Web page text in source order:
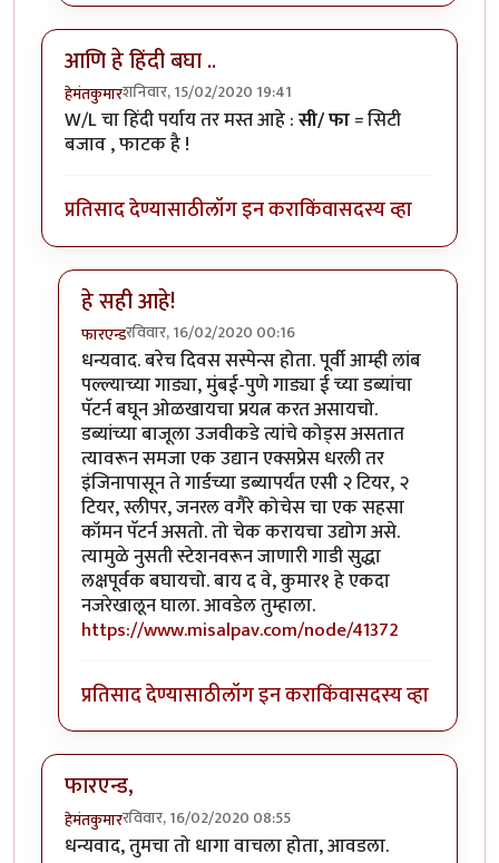
आणि हे हिंदी बघा ..
हेमंतकुमारशनिवार, 15/02/2020 19:41
W/L चा हिंदी पर्याय तर मस्त आहे :सी/ फा= सिटी
बजाव , फाटक है !
प्रतिसाद देण्यासाठीलॉग इन कराकिंवासदस्य व्हा
हे सही आहे!
फारएन्डरविवार, 16/02/2020 00:16
In reply toआणि हे हिंदी बघा ..byहेमंतकुमार
धन्यवाद. बरेच दिवस सस्पेन्स होता. पूर्वी आम्ही लांब
पल्ल्याच्या गाड्या, मुंबई-पुणे गाड्या ई च्या डब्यांचा
पॅटर्न बघून ओळखायचा प्रयत्न करत असायचो.
डब्यांच्या बाजूला उजवीकडे त्यांचे कोड्स असतात
त्यावरून समजा एक उद्यान एक्सप्रेस धरली तर
इंजिनापासून ते गार्डच्या डब्यापर्यंत एसी २ टियर, २
टियर, स्लीपर, जनरल वगैरे कोचेस चा एक सहसा
कॉमन पॅटर्न असतो. तो चेक करायचा उद्योग असे.
त्यामुळे नुसती स्टेशनवरून जाणारी गाडी सुद्धा
लक्षपूर्वक बघायचो. बाय द वे, कुमार१ हे एकदा
नजरेखालून घाला. आवडेल तुम्हाला.
https://www.misalpav.com/node/41372
प्रतिसाद देण्यासाठीलॉग इन कराकिंवासदस्य व्हा
फारएन्ड,
हेमंतकुमाररविवार, 16/02/2020 08:55
धन्यवाद, तुमचा तो धागा वाचला होता, आवडला.